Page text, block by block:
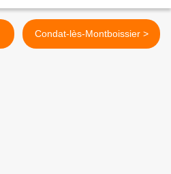
Condat-lès-Montboissier >